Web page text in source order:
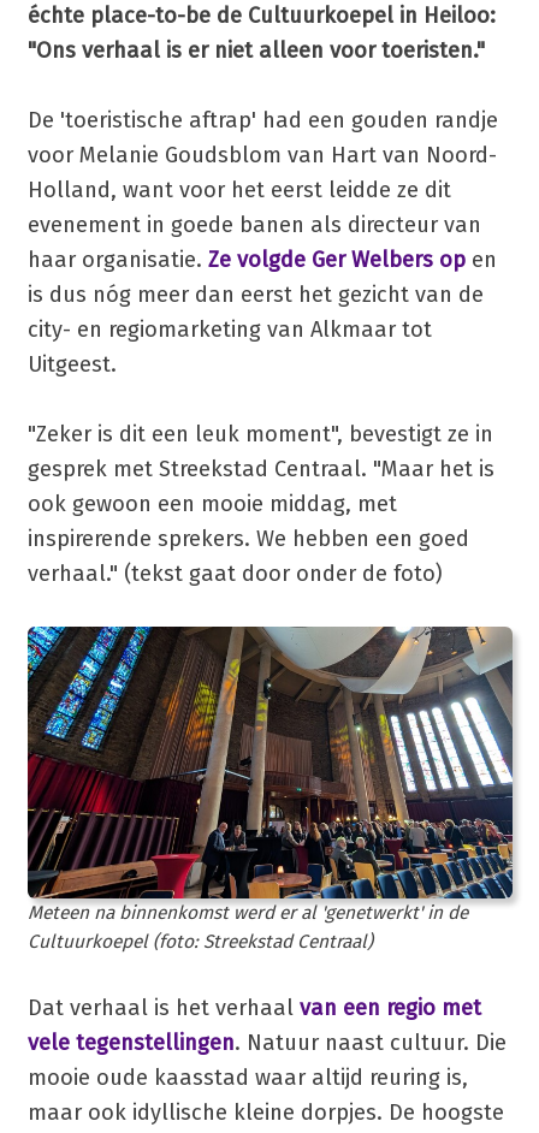
échte place-to-be de Cultuurkoepel in Heiloo:
"Ons verhaal is er niet alleen voor toeristen."
De 'toeristische aftrap' had een gouden randje
voor Melanie Goudsblom van Hart van Noord-
Holland, want voor het eerst leidde ze dit
evenement in goede banen als directeur van
haar organisatie. Ze volgde Ger Welbers open
is dus nóg meer dan eerst het gezicht van de
city- en regiomarketing van Alkmaar tot
Uitgeest.
"Zeker is dit een leuk moment", bevestigt ze in
gesprek met Streekstad Centraal. "Maar het is
ook gewoon een mooie middag, met
inspirerende sprekers. We hebben een goed
verhaal." (tekst gaat door onder de foto)
Meteen na binnenkomst werd er al 'genetwerkt' in de
Cultuurkoepel (foto: Streekstad Centraal)
Dat verhaal is het verhaal van een regio met
vele tegenstellingen. Natuur naast cultuur. Die
mooie oude kaasstad waar altijd reuring is,
maar ook idyllische kleine dorpjes. De hoogste